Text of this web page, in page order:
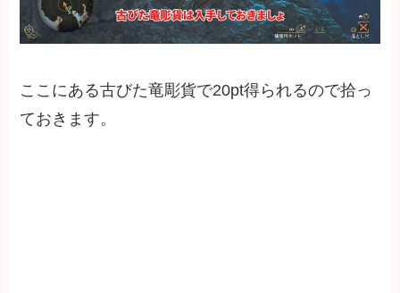
ここにある古びた竜彫貨で20pt得られるので拾っ
ておきます。